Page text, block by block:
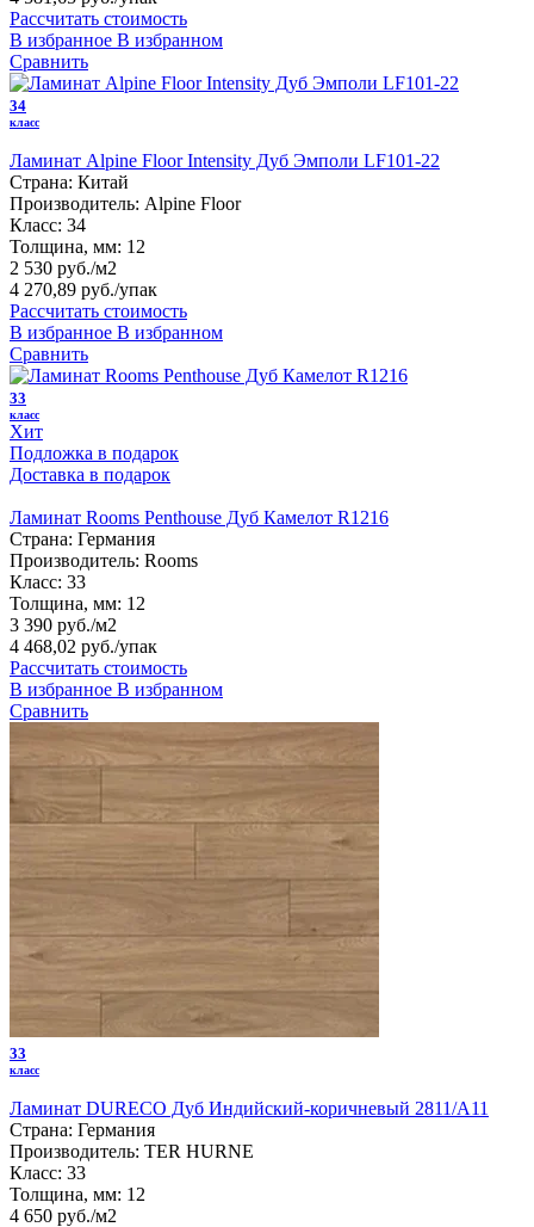
Рассчитать стоимость
В избранное В избранном
Сравнить
34
класс
Ламинат Alpine Floor Intensity Дуб Эмполи LF101-22
Страна: Китай
Производитель: Alpine Floor
Класс: 34
Толщина, мм: 12
2 530 руб./м2
4 270,89 руб./упак
Рассчитать стоимость
В избранное В избранном
Сравнить
33
класс
Хит
Подложка в подарок
Доставка в подарок
Ламинат Rooms Penthouse Дуб Камелот R1216
Страна: Германия
Производитель: Rooms
Класс: 33
Толщина, мм: 12
3 390 руб./м2
4 468,02 руб./упак
Рассчитать стоимость
В избранное В избранном
Сравнить
33
класс
Ламинат DURECO Дуб Индийский-коричневый 2811/A11
Страна: Германия
Производитель: TER HURNE
Класс: 33
Толщина, мм: 12
4 650 руб./м2